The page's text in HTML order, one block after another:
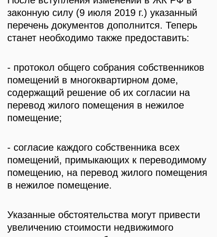
законную силу (9 июля 2019 г.) указанный
перечень документов дополнится. Теперь
станет необходимо также предоставить:
- протокол общего собрания собственников
помещений в многоквартирном доме,
содержащий решение об их согласии на
перевод жилого помещения в нежилое
помещение;
- согласие каждого собственника всех
помещений, примыкающих к переводимому
помещению, на перевод жилого помещения
в нежилое помещение.
Указанные обстоятельства могут привести
увеличению стоимости недвижимого